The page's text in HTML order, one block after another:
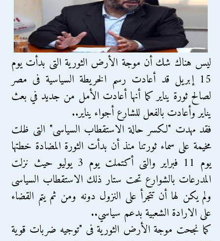
ليس هناك شك أن موجة الأرض الثورية التى بدأت يوم
15 إبريل قد أعادت رسم الخريطة السياسية فى مصر
لصالح ثورة يناير كما أنها أعادت الأمل من جديد في بعث
يناير وأعادت بالفعل للشارع أجواء يناير..
فقد مهدت "لكسر حالة الاستقطاب السياسى" التى ظلت
مخيمة على سماء ثورتنا منذ أن بدأت الثورة المضادة خطتها
يوم 11 فبراير والتى أكتملت يوم 3 يوليو حيث نزلت
المدرعات بالشوارع تحت ستار ذلك الاستقطاب السياسى
ولم يكن لها أن تتجرأ على النزول دونه ومن ثم يتم القضاء
على الارادة الشعبية بدعم سياسي..
كما نجحت موجة الأرض الثورية فى "توجيه ضربات قوية